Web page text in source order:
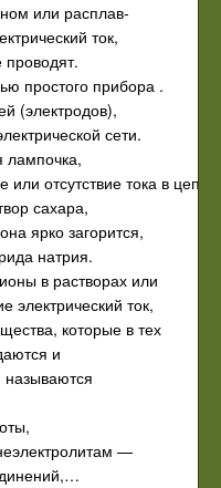
или расплав­
ток,
проводят.
простого прибора .
(электродов),
сети.
лампочка,
отсутствие тока в цепи.
саха­ра,
ярко загорится,
натрия.
в растворах или
электрический ток,
которые в тех
и
называются
—